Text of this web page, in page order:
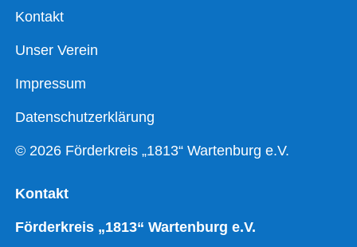
Kontakt
Unser Verein
Impressum
Datenschutzerklärung
© 2026 Förderkreis „1813“ Wartenburg e.V.
Kontakt
Förderkreis „1813“ Wartenburg e.V.